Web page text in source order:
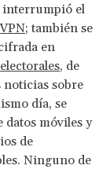
interrumpió el
; también se
en
, de
noticias sobre
día, se
datos móviles y
de
Ninguno de